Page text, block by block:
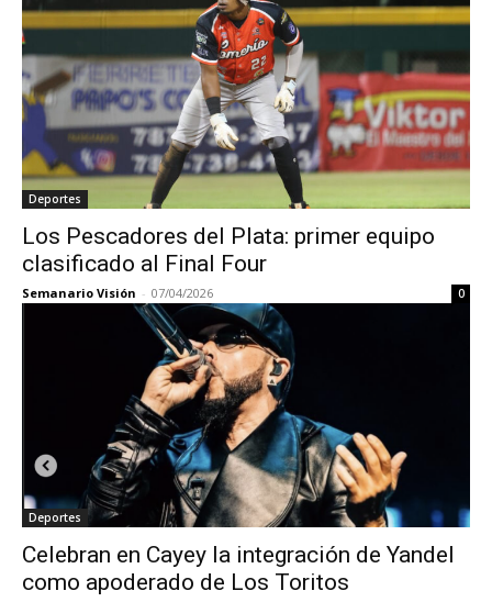
Deportes
Los Pescadores del Plata: primer equipo
clasificado al Final Four
Semanario Visión - 07/04/2026 0
Deportes
Celebran en Cayey la integración de Yandel
como apoderado de Los Toritos